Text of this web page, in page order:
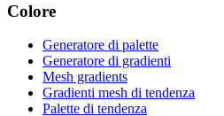
Colore
Generatore di palette
Generatore di gradienti
Mesh gradients
Gradienti mesh di tendenza
Palette di tendenza